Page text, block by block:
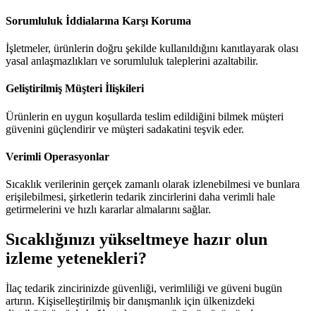
Sorumluluk İddialarına Karşı Koruma
İşletmeler, ürünlerin doğru şekilde kullanıldığını kanıtlayarak olası
yasal anlaşmazlıkları ve sorumluluk taleplerini azaltabilir.
Geliştirilmiş Müşteri İlişkileri
Ürünlerin en uygun koşullarda teslim edildiğini bilmek müşteri
güvenini güçlendirir ve müşteri sadakatini teşvik eder.
Verimli Operasyonlar
Sıcaklık verilerinin gerçek zamanlı olarak izlenebilmesi ve bunlara
erişilebilmesi, şirketlerin tedarik zincirlerini daha verimli hale
getirmelerini ve hızlı kararlar almalarını sağlar.
Sıcaklığınızı yükseltmeye hazır olun
izleme yetenekleri?
İlaç tedarik zincirinizde güvenliği, verimliliği ve güveni bugün
artırın. Kişiselleştirilmiş bir danışmanlık için ülkenizdeki